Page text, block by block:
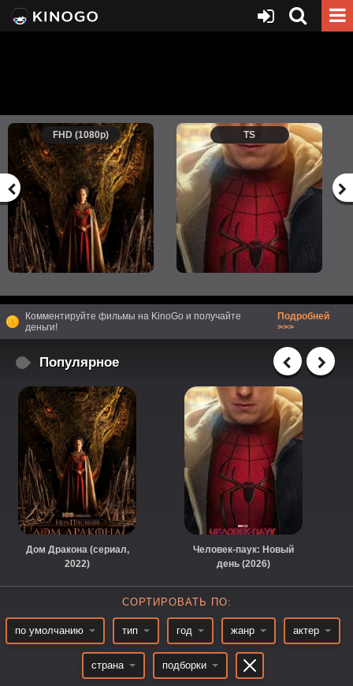
FHD (1080p) TS
Комментируйте фильмы на KinoGo и получайте
деньги!
Подробней
>>>
Популярное
Дом Дракона (сериал,
2022)
Человек-паук: Новый
день (2026)
СОРТИРОВАТЬ ПО:
по умолчанию тип год жанр актер
страна подборки